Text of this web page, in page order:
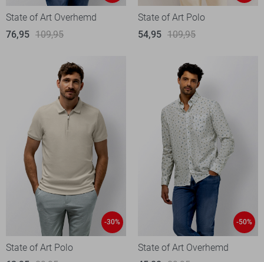
State of Art Overhemd
76,95 109,95
State of Art Polo
54,95 109,95
-30%
State of Art Polo
-50%
State of Art Overhemd